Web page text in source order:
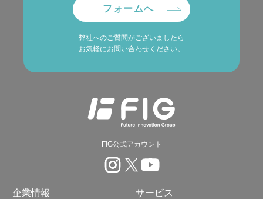
フォームへ
弊社へのご質問がございましたら
お気軽にお問い合わせください。
FIG公式アカウント
企業情報 サービス